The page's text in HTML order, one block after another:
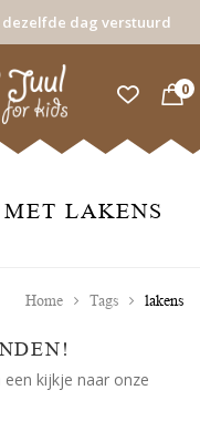
dezelfde dag verstuurd
0
MET LAKENS
Home Tags lakens
kijkje naar onze